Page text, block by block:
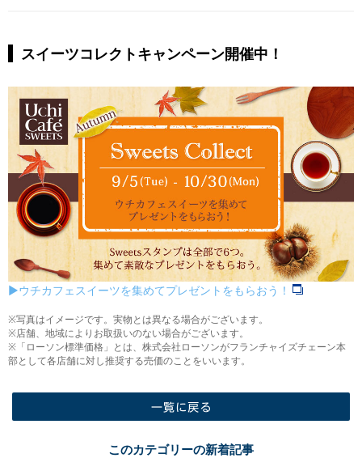
スイーツコレクトキャンペーン開催中！
▶︎ウチカフェスイーツを集めてプレゼントをもらおう！
※写真はイメージです。実物とは異なる場合がございます。
※店舗、地域によりお取扱いのない場合がございます。
※「ローソン標準価格」とは、株式会社ローソンがフランチャイズチェーン本
部として各店舗に対し推奨する売価のことをいいます。
このカテゴリーの新着記事